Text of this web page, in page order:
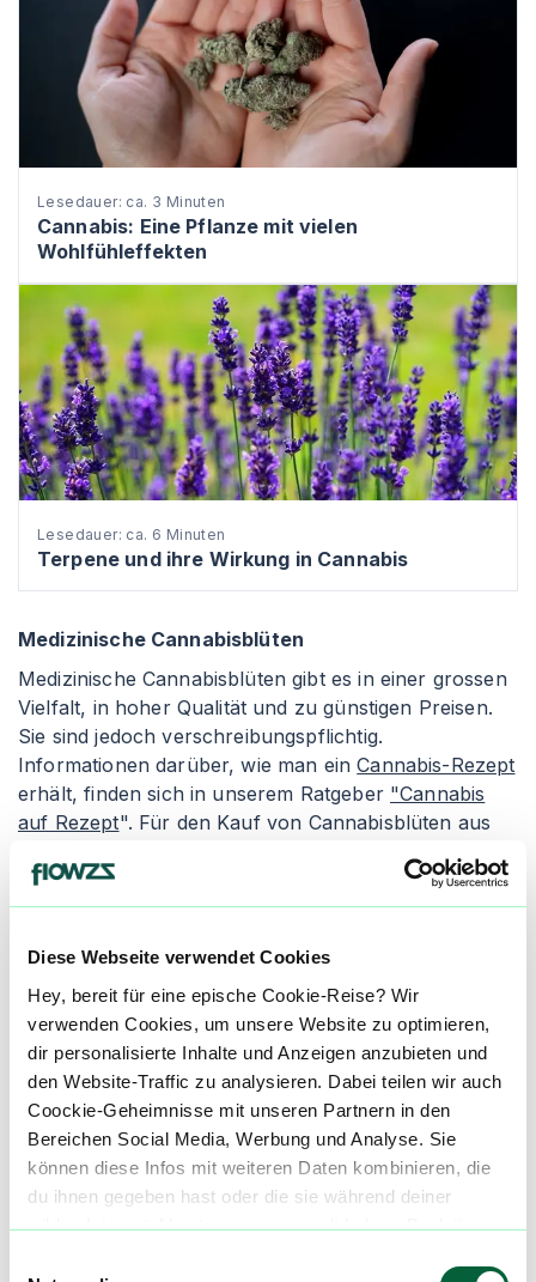
Diese Webseite verwendet Cookies
Hey, bereit für eine epische Cookie-Reise? Wir
verwenden Cookies, um unsere Website zu optimieren,
dir personalisierte Inhalte und Anzeigen anzubieten und
den Website-Traffic zu analysieren. Dabei teilen wir auch
Coockie-Geheimnisse mit unseren Partnern in den
Bereichen Social Media, Werbung und Analyse. Sie
können diese Infos mit weiteren Daten kombinieren, die
du ihnen gegeben hast oder die sie während deiner
wilden Internet-Abenteuer gesammelt haben. Begleite
Lesedauer: ca. 3 Minuten
Cannabis: Eine Pflanze mit vielen
Wohlfühleffekten
Lesedauer: ca. 6 Minuten
Terpene und ihre Wirkung in Cannabis
Medizinische Cannabisblüten
Medizinische Cannabisblüten gibt es in einer grossen
Vielfalt, in hoher Qualität und zu günstigen Preisen.
Sie sind jedoch verschreibungspflichtig.
Informationen darüber, wie man einCannabis-Rezept
erhält, finden sich in unserem Ratgeber "Cannabis
auf Rezept". Für den Kauf von Cannabisblüten aus
Cannabis legal kaufen
" zu lesen. Apotheken geben
die Cannabisblüten entweder als Granulat oder als
Einnahmeform ist.
Granulierte Cannabisblüten wird in der Apotheke
zerkleinert und verpackt. Die Konsumenten erhalten
einen Dosierlöffel zur genauen Abmessung des
medizinischen Cannabis, um ungleichmäßige und
inkorrekte Dosierungen zu vermeiden. Der Nachteil
von granuliertem Cannabis ist seine schnellere
Oxidation, wodurch es schneller austrocknen und an
Qualität verlieren kann. Alternativ gibt es die Abgabe